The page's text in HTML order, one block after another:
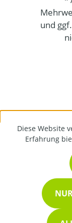
und
Diese Website
Erfahrung